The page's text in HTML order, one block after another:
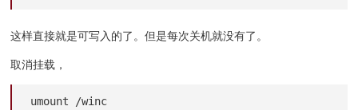
这样直接就是可写入的了。但是每次关机就没有了。
取消挂载，
umount /winc